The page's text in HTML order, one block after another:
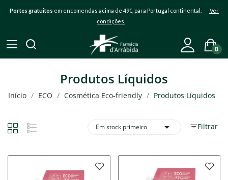
Portes gratuitos em encomendas acima de 49€, para Portugal continental. Ver
condições.
0
Produtos Líquidos
Início ECO Cosmética Eco-friendly Produtos Líquidos
Filtrar
Em stock primeiro 